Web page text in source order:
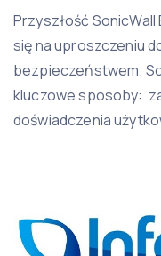
Przyszłość
się na uproszczeniu
bezpieczeństwem.
kluczowe sposoby:
doświadczenia